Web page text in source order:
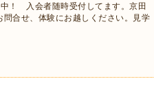
！ 入会者随時受付してます。京田
合せ、体験にお越しください。見学